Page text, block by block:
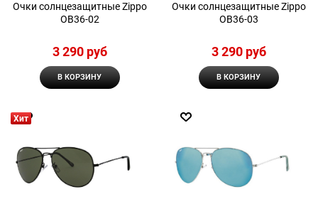
Очки солнцезащитные Zippo
OB36-02
3 290 руб
В КОРЗИНУ
Очки солнцезащитные Zippo
OB36-03
3 290 руб
В КОРЗИНУ
Хит